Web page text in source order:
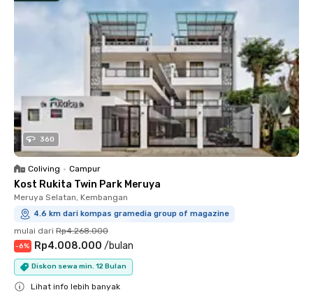
360
Coliving • Campur
Kost Rukita Twin Park Meruya
Meruya Selatan, Kembangan
4.6 km dari kompas gramedia group of magazine
mulai dari Rp4.268.000
-6% Rp4.008.000 /bulan
Diskon sewa min. 12 Bulan
Lihat info lebih banyak